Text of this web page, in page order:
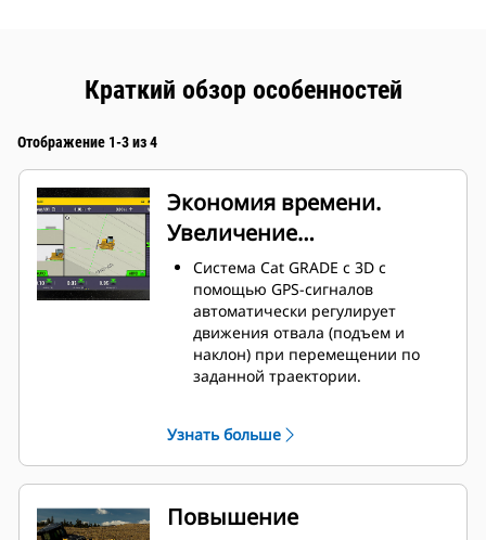
Краткий обзор особенностей
Отображение 1-3 из 4
Экономия времени.
Увеличение
производительности.
Система Cat GRADE с 3D с
помощью GPS-сигналов
автоматически регулирует
движения отвала (подъем и
наклон) при перемещении по
заданной траектории.
быстрее. Это сэкономит время и
поможет избежать затрат на
переделки, материалы и
большого объема до конечного
Узнать больше
Повышение